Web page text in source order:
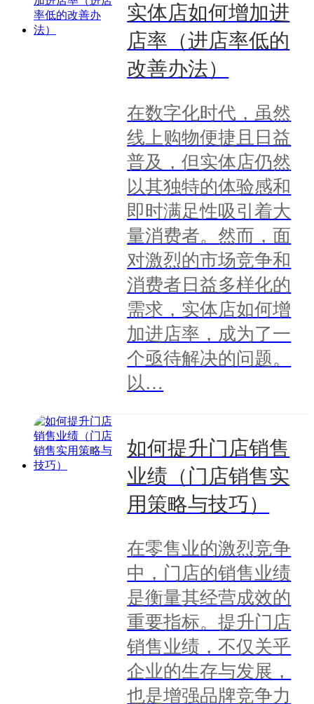
实体店如何增加进
店率（进店率低的
改善办法）
在数字化时代，虽然
线上购物便捷且日益
普及，但实体店仍然
以其独特的体验感和
即时满足性吸引着大
量消费者。然而，面
对激烈的市场竞争和
消费者日益多样化的
需求，实体店如何增
加进店率，成为了一
个亟待解决的问题。
以…
如何提升门店销售
业绩（门店销售实
用策略与技巧）
在零售业的激烈竞争
中，门店的销售业绩
是衡量其经营成效的
重要指标。提升门店
销售业绩，不仅关乎
企业的生存与发展，
也是增强品牌竞争力